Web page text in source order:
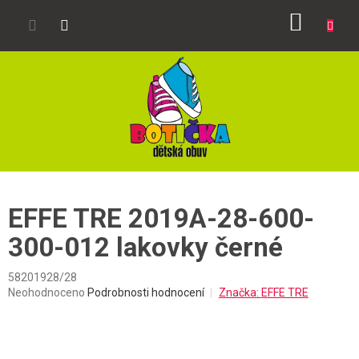
EFFE TRE 2019A-28-600-
300-012 lakovky černé
58201928/28
Průměrné
Neohodnoceno Podrobnosti hodnocení Značka: EFFE TRE